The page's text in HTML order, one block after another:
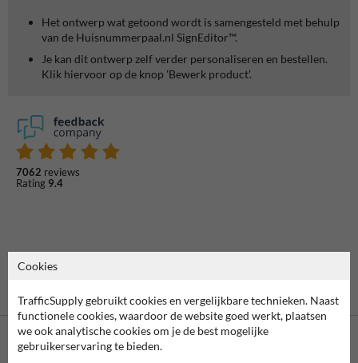
Het ontwerp wat getoond wordt is samengesteld met behulp
van de Huisnummerpaal.nl SignEditor™.
Je kan dit ontwerp zelf verder personaliseren en bestellen.
Klik hiervoor op de knop 'Bewerk product'.
7062 reviews
Rating 9.4
Cookies
TrafficSupply gebruikt cookies en vergelijkbare technieken. Naast
functionele cookies, waardoor de website goed werkt, plaatsen
we ook analytische cookies om je de best mogelijke
gebruikerservaring te bieden.